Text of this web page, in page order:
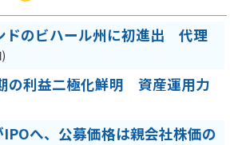
ドのビハール州に初進出 代理
の利益二極化鮮明 資産運用力
へ、公募価格は親会社株価の